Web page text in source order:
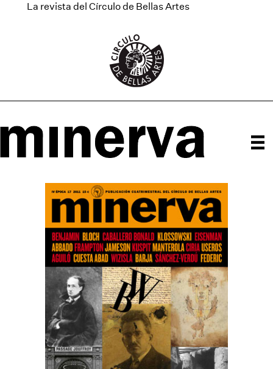
La revista del Círculo de Bellas Artes